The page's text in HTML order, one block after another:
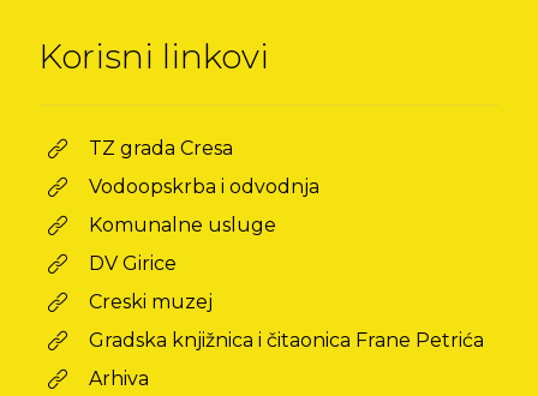
Korisni linkovi
TZ grada Cresa
Vodoopskrba i odvodnja
Komunalne usluge
DV Girice
Creski muzej
Gradska knjižnica i čitaonica Frane Petrića
Arhiva